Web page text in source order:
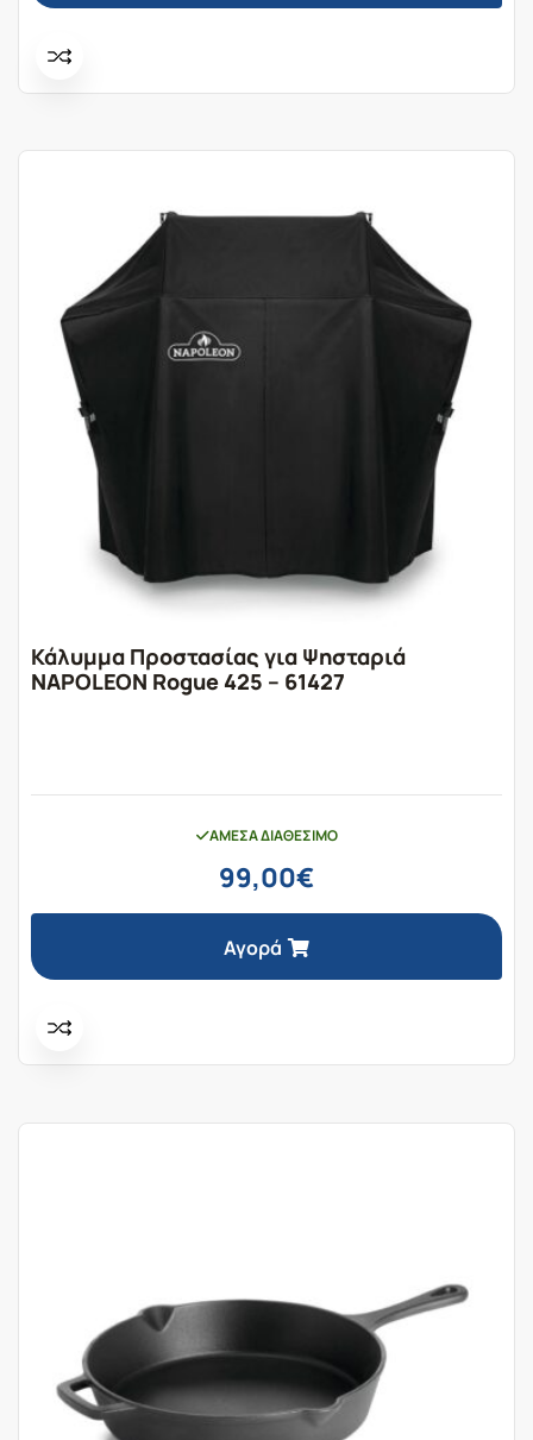
Κάλυμμα Προστασίας για Ψησταριά
NAPOLEON Rogue 425 – 61427
ΆΜΕΣΑ ΔΙΑΘΈΣΙΜΟ
99,00€
Αγορά